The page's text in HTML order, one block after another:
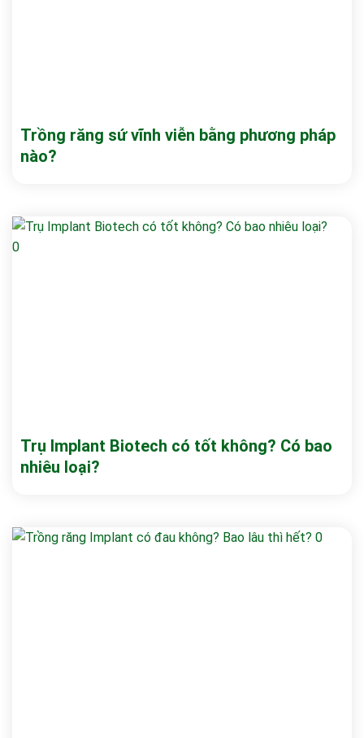
Trồng răng sứ vĩnh viễn bằng phương pháp
nào?
Trụ Implant Biotech có tốt không? Có bao
nhiêu loại?